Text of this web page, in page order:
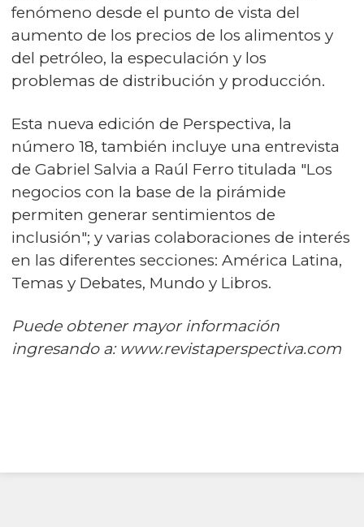
fenómeno desde el punto de vista del
aumento de los precios de los alimentos y
del petróleo, la especulación y los
problemas de distribución y producción.
Esta nueva edición de Perspectiva, la
número 18, también incluye una entrevista
de Gabriel Salvia a Raúl Ferro titulada "Los
negocios con la base de la pirámide
permiten generar sentimientos de
inclusión"; y varias colaboraciones de interés
en las diferentes secciones: América Latina,
Temas y Debates, Mundo y Libros.
Puede obtener mayor información
ingresando a: www.revistaperspectiva.com